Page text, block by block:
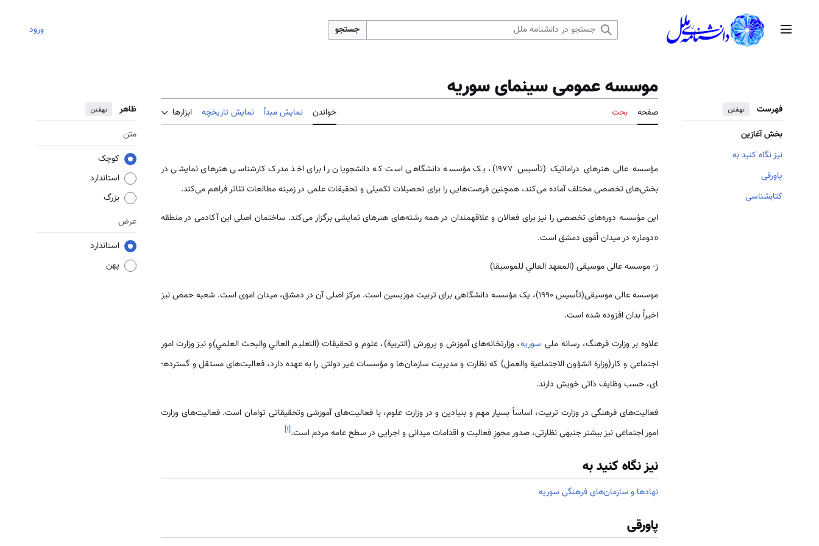
منوی اصلی جستجو ورود
فهرست نهفتن
بخش آغازین
نیز نگاه کنید به
پاورقی
کتابشناسی
موسسه عمومی سینمای سوریه
صفحه بحث خواندن نمایش مبدأ نمایش تاریخچه ابزارها ظاهر نهفتن
متن
کوچک
استاندارد
بزرگ
عرض
استاندارد
پهن
مؤسسه عالی هنر‌‌های دراماتیک (تأسیس 1977)، یک مؤسسه دانشگاهی ‌‌‌‌است که دانشجویان را برای اخذ مدرک کارشناسی هنر‌‌های نمایشی در
بخش‌‌‌های تخصصی مختلف آماده می‌کند، همچنین فرصت‌‌‌هایی را برای تحصیلات تکمیلی و تحقیقات علمی در زمینه مطالعات تئاتر فراهم می‌کند.
این مؤسسه دوره‌‌‌های تخصصی را نیز برای فعالان و علاقه­مندان در همه رشته‌‌‌های هنر‌‌های نمایشی برگزار می‌کند. ساختمان اصلی این آکادمی در منطقه
«دومار» در میدان اُمَوی دمشق ‌‌‌‌است.
ز- موسسه عالی موسیقی (المعهد العالي للموسيقا)
موسسه عالی موسیقی(تأسیس 1990)، یک مؤسسه دانشگاهی برای تربیت موزیسین ‌‌‌‌است. مرکز اصلی آن در دمشق، میدان اموی ‌‌‌‌است. شعبه حمص نیز
اخیراً بدان افزوده شده ‌‌‌‌است.
علاوه بر وزارت فرهنگ، رسانه ملی سوریه، وزارت­خانه­‌‌های آموزش و پرورش (التربیة)، علوم و تحقیقات (التعليم العالي والبحث العلمي)و نیز وزارت امور
اجتماعی و کار(وزارة الشؤون الاجتماعية والعمل) که نظارت و مدیریت سازمان­‌‌ها و مؤسسات غیر دولتی را به عهده دارد، فعالیت‌‌های مستقل و گسترده­
ای، حسب وظایف ذاتی خویش دارند.
فعالیت‌‌های فرهنگی در وزارت تربیت، اساساً بسیار مهم و بنیادین و در وزارت علوم، با فعالیت‌‌های آموزشی وتحقیقاتی توامان ‌‌‌‌است. فعالیت‌‌های وزارت
امور اجتماعی نیز بیشتر جنبه­ی نظارتی، صدور مجوزِ فعالیت و اقدامات میدانی و اجرایی در سطح عامه مردم ‌‌‌‌است.[۱]
نیز نگاه کنید به
نهادها و سازمان‌های فرهنگی سوریه
پاورقی